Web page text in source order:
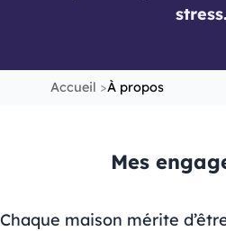
stress.
Accueil À propos
Mes
Chaque maison mérite